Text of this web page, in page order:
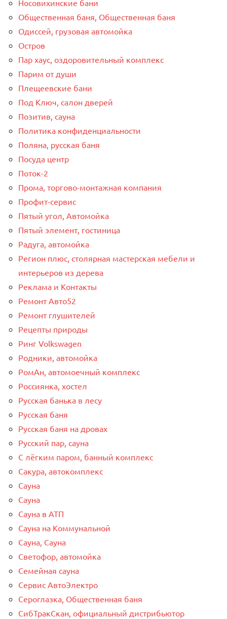
Носовихинские бани
Общественная баня, Общественная баня
Одиссей, грузовая автомойка
Остров
Пар хаус, оздоровительный комплекс
Парим от души
Плещеевские бани
Под Ключ, салон дверей
Позитив, сауна
Политика конфиденциальности
Поляна, русская баня
Посуда центр
Поток-2
Прома, торгово-монтажная компания
Профит-сервис
Пятый угол, Автомойка
Пятый элемент, гостиница
Радуга, автомойка
Регион плюс, столярная мастерская мебели и
интерьеров из дерева
Реклама и Контакты
Ремонт Авто52
Ремонт глушителей
Рецепты природы
Ринг Volkswagen
Родники, автомойка
РомАн, автомоечный комплекс
Россиянка, хостел
Русская банька в лесу
Русская баня
Русская баня на дровах
Русский пар, сауна
С лёгким паром, банный комплекс
Сакура, автокомплекс
Сауна
Сауна
Сауна в АТП
Сауна на Коммунальной
Сауна, Сауна
Светофор, автомойка
Семейная сауна
Сервис АвтоЭлектро
Сероглазка, Общественная баня
СибТракСкан, официальный дистрибьютор